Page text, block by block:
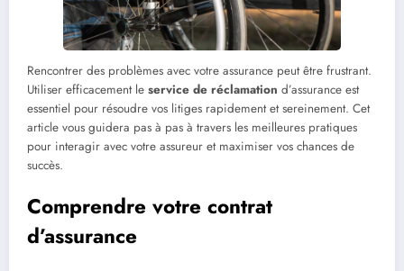
Rencontrer des problèmes avec votre assurance peut être frustrant.
Utiliser efficacement le service de réclamation d’assurance est
essentiel pour résoudre vos litiges rapidement et sereinement. Cet
article vous guidera pas à pas à travers les meilleures pratiques
pour interagir avec votre assureur et maximiser vos chances de
succès.
Comprendre votre contrat
d’assurance